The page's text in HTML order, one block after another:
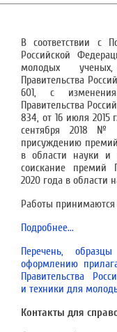
В соответствии с
Российской
молодых
Правительства
601, с
Правительства
834, от 16 июля 2015
сентября 2018 №
присуждению
в области науки и
соискание премий
2020 года в области
Работы принимаются
Подробнее...
Перечень,
оформлению
Правительства
и техники для
Контакты для